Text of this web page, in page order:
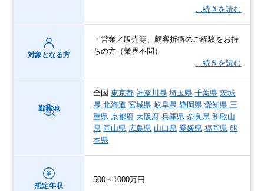
…続きを読む
対象となる方
・営業／販売等、顧客折衝のご経験をお持
ちの方（業界不問）
…続きを読む
勤務地
全国東京都 神奈川県 埼玉県 千葉県 茨城
県 北海道 宮城県 岐阜県 静岡県 愛知県 三
重県 京都府 大阪府 兵庫県 奈良県 和歌山
県 岡山県 広島県 山口県 愛媛県 福岡県 熊
本県
想定年収
500～1000万円